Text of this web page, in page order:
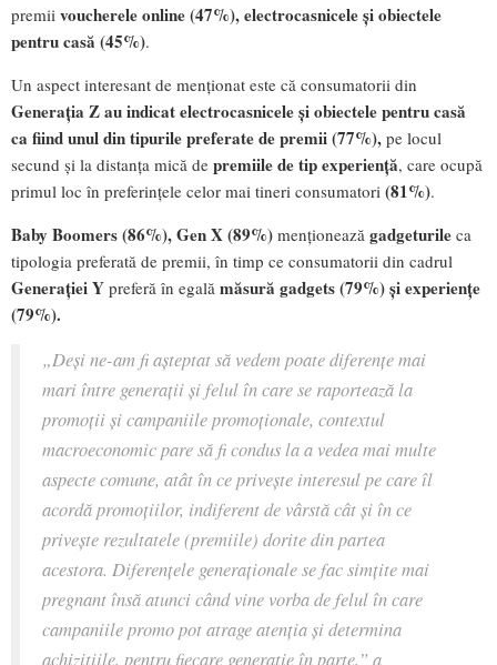
premii voucherele online (47%),electrocasnicele și obiectele
pentru casă (45%).
Un aspect interesant de menționat este că consumatorii din
Generația Zau indicat electrocasnicele și obiectele pentru casă
ca fiind unul din tipurile preferate depremii (77%), pe locul
secund și la distanța mică de premiile de tip experiență, care ocupă
primul loc în preferințele celor mai tineri consumatori (81%).
Baby Boomers (86%),Gen X (89%) menționează gadgeturile ca
tipologia preferată de premii, în timp ce consumatorii din cadrul
Generației Y preferă în egală măsură gadgets (79%) și experiențe
(79%).
„Deși ne-am fi așteptat să vedem poate diferențe mai
mari între generații și felul în care se raportează la
promoții și campaniile promoționale, contextul
macroeconomic pare să fi condus la a vedea mai multe
aspecte comune, atât în ce privește interesul pe care îl
acordă promoțiilor, indiferent de vârstă cât și în ce
privește rezultatele (premiile) dorite din partea
acestora. Diferențele generaționale se fac simțite mai
pregnant însă atunci când vine vorba de felul în care
campaniile promo pot atrage atenția și determina
achizițiile, pentru fiecare generație în parte,” a